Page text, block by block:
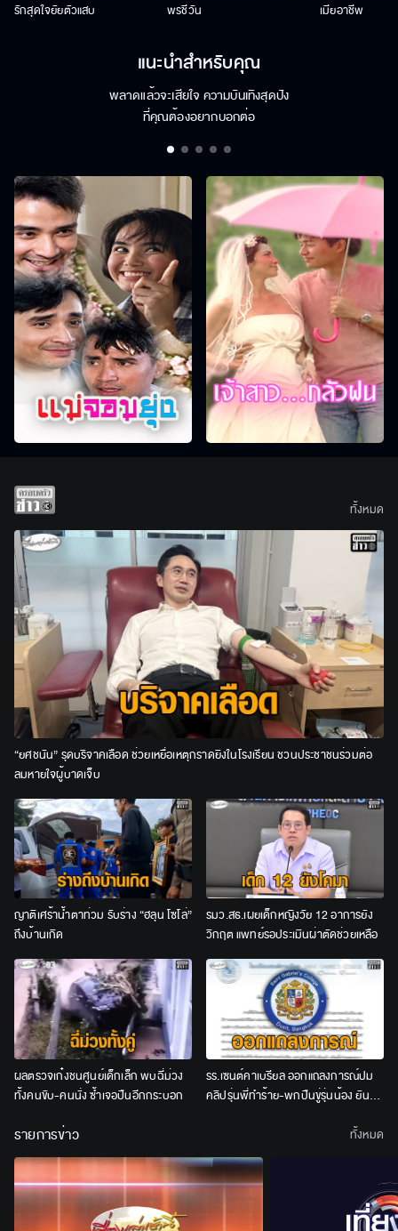
รักสุดใจยัยตัวแสบ พรชีวัน เมียอาชีพ
แนะนำสำหรับคุณ
พลาดแล้วจะเสียใจ ความบันเทิงสุดปัง
ที่คุณต้องอยากบอกต่อ
“ยศชนัน” รุดบริจาคเลือด ช่วยเหยื่อเหตุกราดยิงในโรงเรียน ชวนประชาชนร่วมต่อ
ลมหายใจผู้บาดเจ็บ
ญาติเศร้าน้ำตาท่วม รับร่าง “ฮลุน โซโล่”
ถึงบ้านเกิด
รมว.สธ.เผยเด็กหญิงวัย 12 อาการยัง
วิกฤต แพทย์รอประเมินผ่าตัดช่วยเหลือ
ผลตรวจเก๋งชนศูนย์เด็กเล็ก พบฉี่ม่วง
ทั้งคนขับ-คนนั่ง ซ้ำเจอปืนอีกกระบอก
รร.เซนต์คาเบรียล ออกแถลงการณ์ปม
คลิปรุ่นพี่ทำร้าย-พกปืนขู่รุ่นน้อง ยัน
ทั้งหมด
รายการข่าว ทั้งหมด